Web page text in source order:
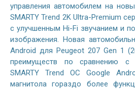
управления автомобилем на
SMARTY Trend 2K Ultra-Premium
с улучшенным Hi-Fi звучанием и
изображения. Новая
Android для Peugeot 207 Gen 1
преимуществ по сравнению с
SMARTY Trend ОС Google
магнитола гораздо более